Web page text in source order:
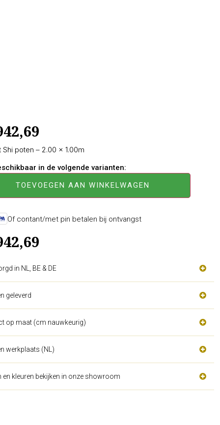
poten – 2.00 × 1.00m
in de volgende varianten:
TOEVOEGEN AAN WINKELWAGEN
Of contant/met pin betalen bij ontvangst
in NL, BE & DE
geleverd
op maat (cm nauwkeurig)
werkplaats (NL)
en kleuren bekijken in onze showroom